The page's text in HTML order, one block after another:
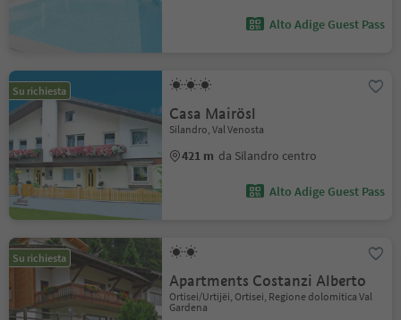
Alto Adige Guest Pass
Su richiesta
Casa Mairösl
Silandro, Val Venosta
421 m da Silandro centro
Alto Adige Guest Pass
Su richiesta
Apartments Costanzi Alberto
Ortisei/Urtijëi, Ortisei, Regione dolomitica Val
Gardena